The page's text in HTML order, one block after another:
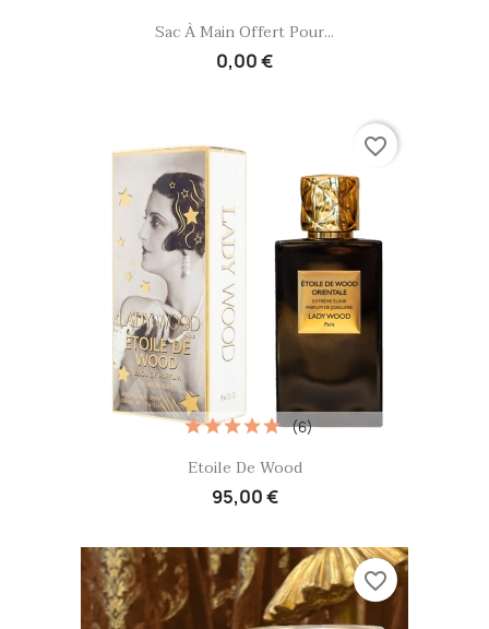
 Aperçu rapide
Sac À Main Offert Pour...
0,00 €
Aperçu rapide
Etoile De Wood
95,00 €
(6)
favorite_border
favorite_border